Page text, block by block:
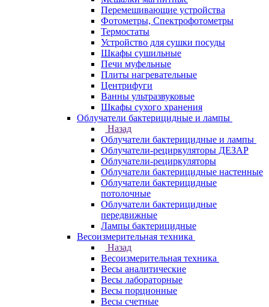
Перемешивающие устройства
Фотометры, Спектрофотометры
Термостаты
Устройство для сушки посуды
Шкафы сушильные
Печи муфельные
Плиты нагревательные
Центрифуги
Ванны ультразвуковые
Шкафы сухого хранения
Облучатели бактерицидные и лампы
Назад
Облучатели бактерицидные и лампы
Облучатели-рециркуляторы ДЕЗАР
Облучатели-рециркуляторы
Облучатели бактерицидные настенные
Облучатели бактерицидные
потолочные
Облучатели бактерицидные
передвижные
Лампы бактерицидные
Весоизмерительная техника
Назад
Весоизмерительная техника
Весы аналитические
Весы лабораторные
Весы порционные
Весы счетные